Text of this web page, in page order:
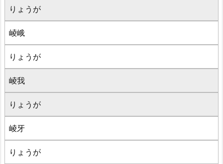
りょうが
崚峨
りょうが
崚我
りょうが
崚牙
りょうが